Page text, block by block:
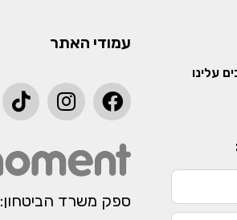
עלינו
עמודי האתר
ספק משרד הביטחון: 0011020217​​